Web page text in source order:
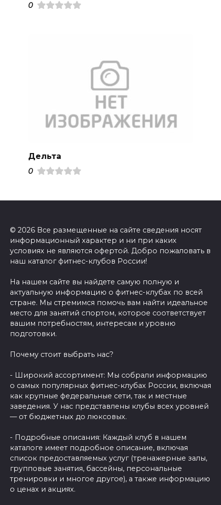
0
Дельта
0
© 2026 Все размещенные на сайте сведения носят
информационный характер и ни при каких
условиях не являются офертой. Добро пожаловать в
наш каталог фитнес-клубов России!
На нашем сайте вы найдете самую полную и
актуальную информацию о фитнес-клубах по всей
стране. Мы стремимся помочь вам найти идеальное
место для занятий спортом, которое соответствует
вашим потребностям, интересам и уровню
подготовки.
Почему стоит выбрать нас?
- Широкий ассортимент: Мы собрали информацию
о самых популярных фитнес-клубах России, включая
как крупные федеральные сети, так и местные
заведения. У нас представлены клубы всех уровней
— от бюджетных до люксовых.
- Подробные описания: Каждый клуб в нашем
каталоге имеет подробное описание, включая
список предоставляемых услуг (тренажерные залы,
групповые занятия, бассейны, персональные
тренировки и многое другое), а также информацию
о ценах и акциях.